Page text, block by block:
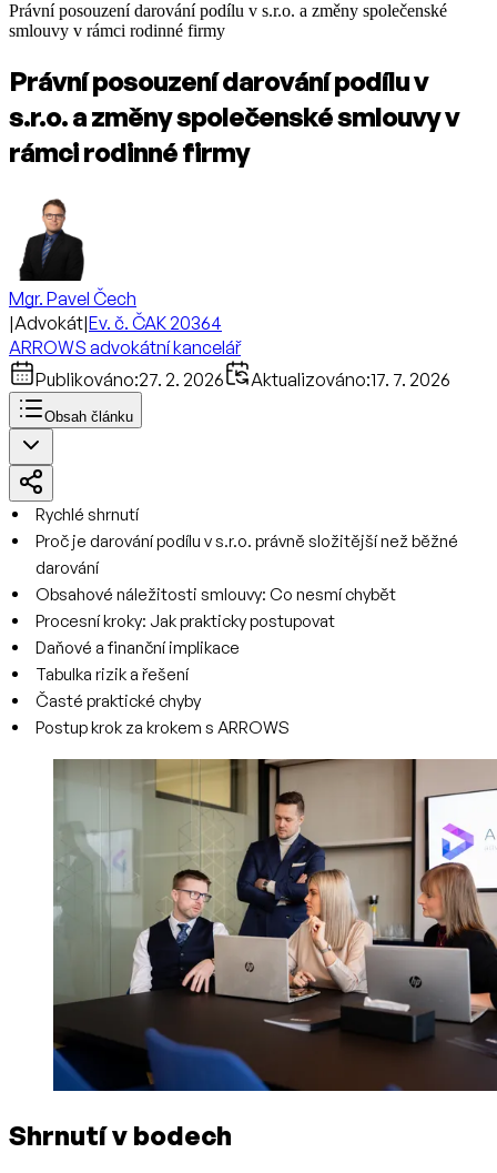
Právní posouzení darování podílu v s.r.o. a změny společenské
smlouvy v rámci rodinné firmy
Právní posouzení darování podílu v
s.r.o. a změny společenské smlouvy v
rámci rodinné firmy
Mgr. Pavel Čech
|Advokát|Ev. č. ČAK 20364
ARROWS advokátní kancelář
Publikováno:27. 2. 2026 Aktualizováno:17. 7. 2026
Obsah článku
Rychlé shrnutí
Proč je darování podílu v s.r.o. právně složitější než běžné
darování
Obsahové náležitosti smlouvy: Co nesmí chybět
Procesní kroky: Jak prakticky postupovat
Daňové a finanční implikace
Tabulka rizik a řešení
Časté praktické chyby
Postup krok za krokem s ARROWS
Shrnutí v bodech